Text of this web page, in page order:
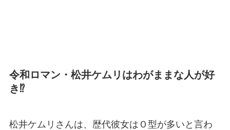
令和ロマン・松井ケムリはわがままな人が好
き⁉
松井ケムリさんは、歴代彼女はＯ型が多いと言わ